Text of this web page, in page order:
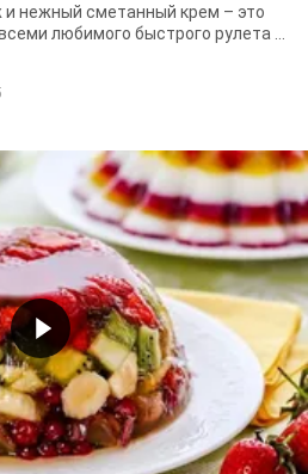
нежный сметанный крем – это
любимого быстрого рулета к
...